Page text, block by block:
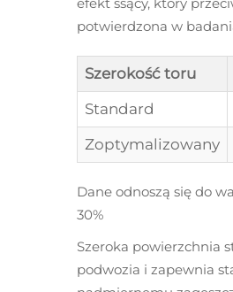
potwierdzona w
Szerokość toru
Standard
Zoptymalizowany
Dane odnoszą się do
30%
Szeroka powierzchnia
podwozia i zapewnia